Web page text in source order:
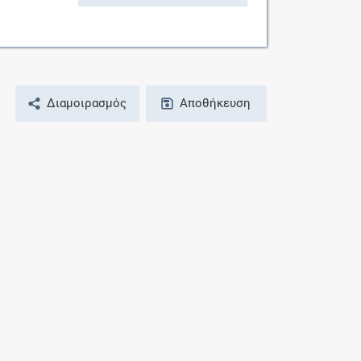
Διαμοιρασμός Αποθήκευση